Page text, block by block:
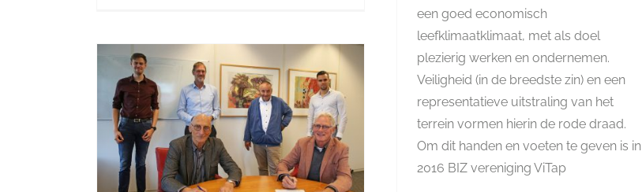
een goed economisch
leefklimaatklimaat, met als doel
plezierig werken en ondernemen.
Veiligheid (in de breedste zin) en een
representatieve uitstraling van het
terrein vormen hierin de rode draad.
Om dit handen en voeten te geven is in
2016 BIZ vereniging ViTap